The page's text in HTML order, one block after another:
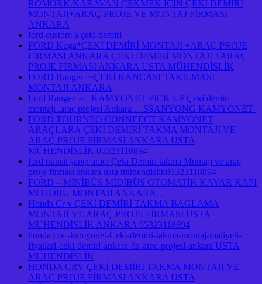
ROMORK.KARAVAN ÇEKMEK İÇİN ÇEKİ DEMİRİ
MONTAJI+ARAÇ PROJE VE MONTAJ FİRMASI
ANKARA
ford custom a çeki demiri
FORD Kuga*ÇEKİ DEMİRİ MONTAJI +ARAÇ PROJE
FİRMASI ANKARA ÇEKİ DEMİRİ MONTAJI +ARAÇ
PROJE FİRMASI ANKARA USTA MÜHENDİSLİK
FORD Ranger -~ÇEKİ KANCASI TAKILMASI
MONTAJI ANKARA
Ford Ranger ⇔ KAMYONET PICK UP Çeki demiri
montajı .araç projesi Ankara …SSANYONG KAMYONET
FORD TOURNEO CONNEECT KAMYONET
ARAÇLARA ÇEKİ DEMİRİ TAKMA MONTAJI VE
ARAÇ PROJE FİRMASI ANKARA USTA
MÜHENDİSLİK 05323118894
ford transit şapçı araçı Çeki Demiri takma Montajı ve araç
proje firması ankara usta mühendislik05323118894
FORD⇔MİNİBÜS MİDİBÜS OTOMATİK KAYAR KAPI
MOTORU MONTAJI ANKARA…
Honda Cr v ÇEKİ DEMİRİ TAKMA BAGLAMA
MONTAJI VE ARAÇ PROJE FİRMASI USTA
MÜHENDİSLİK ANKARA 05323118894
honda crv -kamyonet-Ceki-demiri-takma-montaj-maliyeti-
fiyatlari-ceki-demiri-ankara-da-arac-projesi-ankara USTA
MÜHENDİSLİK
HONDA CRV ÇEKİ DEMİRİ TAKMA MONTAJI VE
ARAÇ PROJE FİRMASI ANKARA USTA